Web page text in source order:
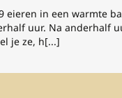
eieren in een warmte
uur. Na anderhalf
je ze, h[...]